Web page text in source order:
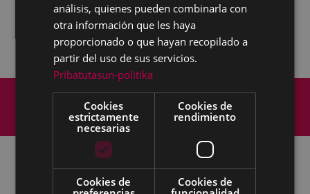
LA FUENTE DE LAS MUJERES
NADER Y SIMIN, UNA SEPARACIÓN22:30
Política de cookies
Contacto
Accesibilidad
Todas las redes sociales del Ayuntamiento
análisis, quienes pueden combinarla con
otra información que les haya
proporcionado o que hayan recopilado a
partir del uso de sus servicios.
Pribatutasun-politika
Cookies
estrictamente
necesarias
Cookies de
rendimiento
Cookies de
Cookies de